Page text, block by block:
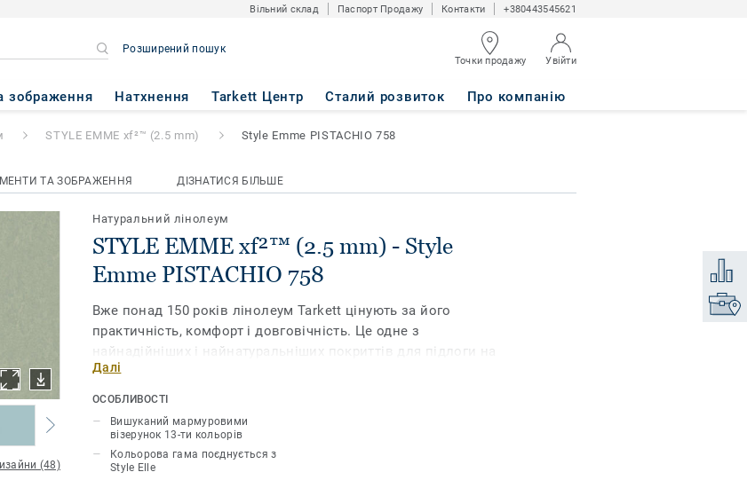
Вільний склад Паспорт Продажу Контакти +380443545621
Розширений пошук
Точки продажу Увійти
зображення Натхнення Tarkett Центр Сталий розвиток Про компанію
mm) - Style Emme PISTACHIO 758
STYLE EMME xf²™ (2.5 mm) Style Emme PISTACHIO 758
ТА ЗОБРАЖЕННЯ ДІЗНАТИСЯ БІЛЬШЕ
(48)
Натуральний лінолеум
STYLE EMME xf²™ (2.5 mm) - Style
Emme PISTACHIO 758
Вже понад 150 років лінолеум Tarkett цінують за його
практичність, комфорт і довговічність. Це одне з
найнадійніших і найнатуральніших покриттів для підлоги на
ринку. Наша нова колекція Style Emme xf²™ має
мармурований візерунок, втілений у різноманітних
витончених кольорах. Поверхня зміцнена за допомогою
технології unique xf²™, що гарантує лінолеуму довговічність,
легкий догляд та ощадливе обслуговування.
Далі
ОСОБЛИВОСТІ
Вишуканий мармуровими
візерунок 13-ти кольорів
Кольорова гама поєднується з
Style Elle